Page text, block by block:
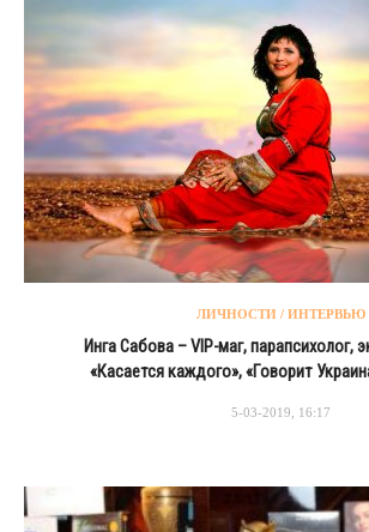
ЛИЧНОСТИ / ИНТЕРВЬЮ
Инга Сабова – VIP-маг, парапсихолог,
«Касается каждого», «Говорит
5-03-2019, 16:17